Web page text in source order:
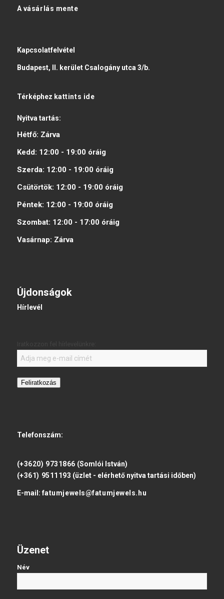
A vásárlás mente
Kapcsolatfelvétel
Budapest, II. kerület Csalogány utca 3/b.
Térképhez kattints ide
Nyitva tartás:
Hétfő: Zárva
Kedd: 12:00 - 19:00 óráig
Szerda: 12:00 - 19:00 óráig
Csütörtök: 12:00 - 19:00 óráig
Péntek: 12:00 - 19:00 óráig
Szombat: 12:00 - 17:00 óráig
Vasárnap: Zárva
Újdonságok
Hírlevél
Feliratkozás
Telefonszám:
(+3620) 9731866 (Somlói István)
(+361) 9511193 (üzlet - elérhető nyitva tartási időben)
E-mail: fatumjewels@fatumjewels.hu
Üzenet
Név